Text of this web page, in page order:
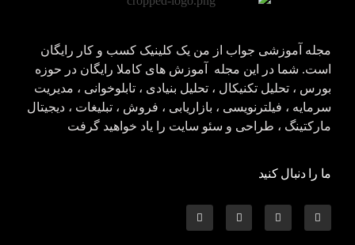
مجله آموزشی جواب از من یک کلینیک کسب و کار رایگان
است. شما در این مجله آموزش های کاملا رایگان در حوزه
بورس ، تحلیل تکنیکال ، تحلیل بنیادی ، تابلوخوانی ، مدیریت
سرمایه ، فیلترنویسی ، بازاریابی ، فروش ، تبلیغات ، دیجیتال
مارکتینگ ، طراحی و سئو سایت را یاد خواهید گرفت
ما را دنبال کنید